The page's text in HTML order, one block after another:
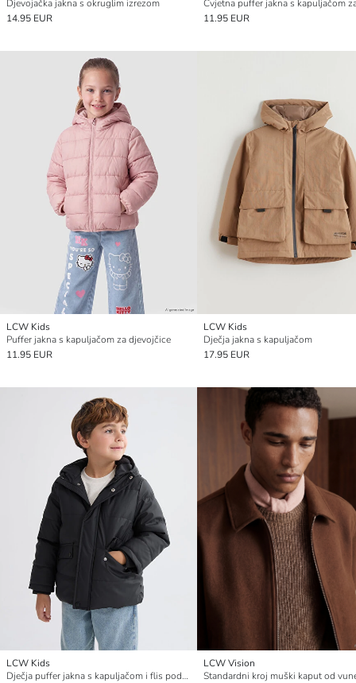
Djevojačka jakna s okruglim izrezom
14.95 EUR
11.95 EUR
LCW Kids
Puffer jakna s kapuljačom za djevojčice
11.95 EUR
LCW Kids
Dječja jakna s kapuljačom
17.95 EUR
LCW Kids
Dječja puffer jakna s kapuljačom i flis podstavom
LCW Vision
Standardni kroj muški kaput od